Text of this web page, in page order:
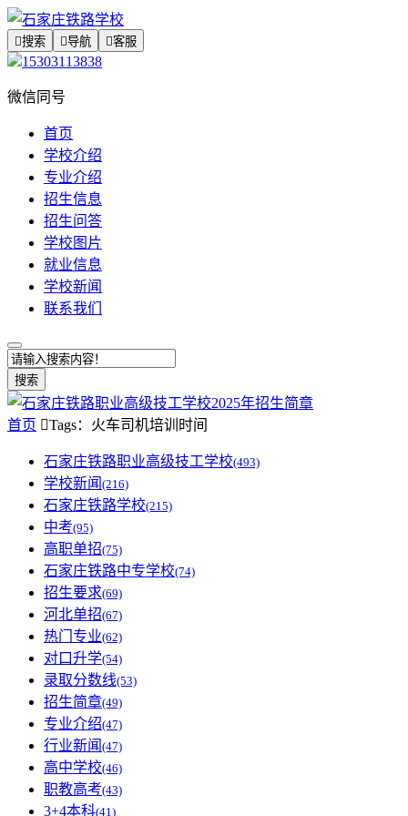
搜索 导航 客服
15303113838
微信同号
首页
学校介绍
专业介绍
招生信息
招生问答
学校图片
就业信息
学校新闻
联系我们
搜索
首页 Tags：火车司机培训时间
石家庄铁路职业高级技工学校(493)
学校新闻 (216)
石家庄铁路学校(215)
中考(95)
高职单招(75)
石家庄铁路中专学校(74)
招生要求(69)
河北单招(67)
热门专业(62)
对口升学(54)
录取分数线(53)
招生简章(49)
专业介绍(47)
行业新闻 (47)
高中学校(46)
职教高考(43)
3+4本科(41)